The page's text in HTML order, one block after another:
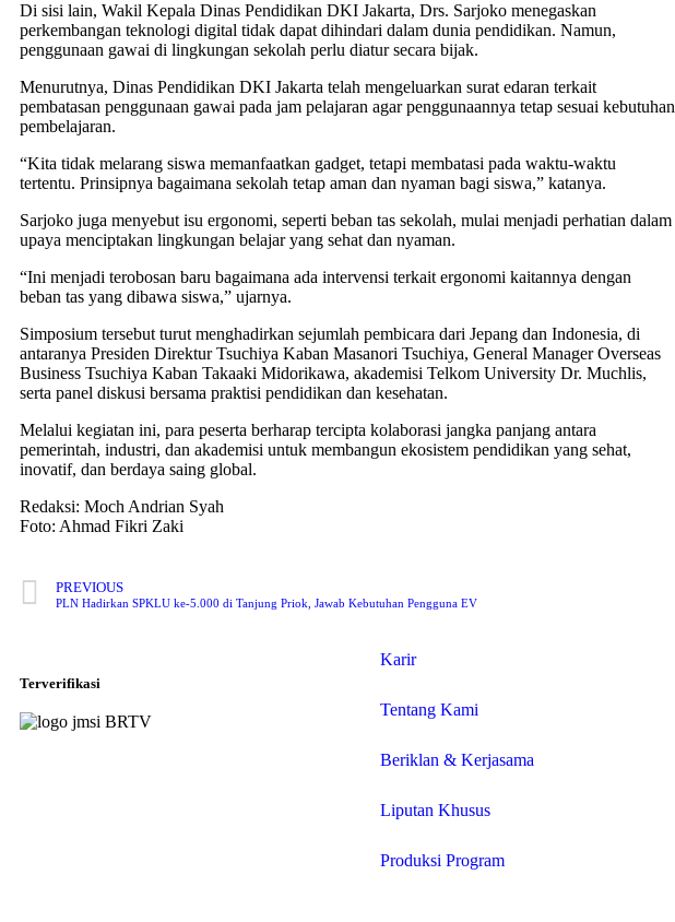
Di sisi lain, Wakil Kepala Dinas Pendidikan DKI Jakarta, Drs. Sarjoko menegaskan
perkembangan teknologi digital tidak dapat dihindari dalam dunia pendidikan. Namun,
penggunaan gawai di lingkungan sekolah perlu diatur secara bijak.
Menurutnya, Dinas Pendidikan DKI Jakarta telah mengeluarkan surat edaran terkait
pembatasan penggunaan gawai pada jam pelajaran agar penggunaannya tetap sesuai kebutuhan
pembelajaran.
“Kita tidak melarang siswa memanfaatkan gadget, tetapi membatasi pada waktu-waktu
tertentu. Prinsipnya bagaimana sekolah tetap aman dan nyaman bagi siswa,” katanya.
Sarjoko juga menyebut isu ergonomi, seperti beban tas sekolah, mulai menjadi perhatian dalam
upaya menciptakan lingkungan belajar yang sehat dan nyaman.
“Ini menjadi terobosan baru bagaimana ada intervensi terkait ergonomi kaitannya dengan
beban tas yang dibawa siswa,” ujarnya.
Simposium tersebut turut menghadirkan sejumlah pembicara dari Jepang dan Indonesia, di
antaranya Presiden Direktur Tsuchiya Kaban Masanori Tsuchiya, General Manager Overseas
Business Tsuchiya Kaban Takaaki Midorikawa, akademisi Telkom University Dr. Muchlis,
serta panel diskusi bersama praktisi pendidikan dan kesehatan.
Melalui kegiatan ini, para peserta berharap tercipta kolaborasi jangka panjang antara
pemerintah, industri, dan akademisi untuk membangun ekosistem pendidikan yang sehat,
inovatif, dan berdaya saing global.
Redaksi: Moch Andrian Syah
Foto: Ahmad Fikri Zaki
PREVIOUS
PLN Hadirkan SPKLU ke-5.000 di Tanjung Priok, Jawab Kebutuhan Pengguna EV
Terverifikasi
Karir
Tentang Kami
Beriklan & Kerjasama
Liputan Khusus
Produksi Program